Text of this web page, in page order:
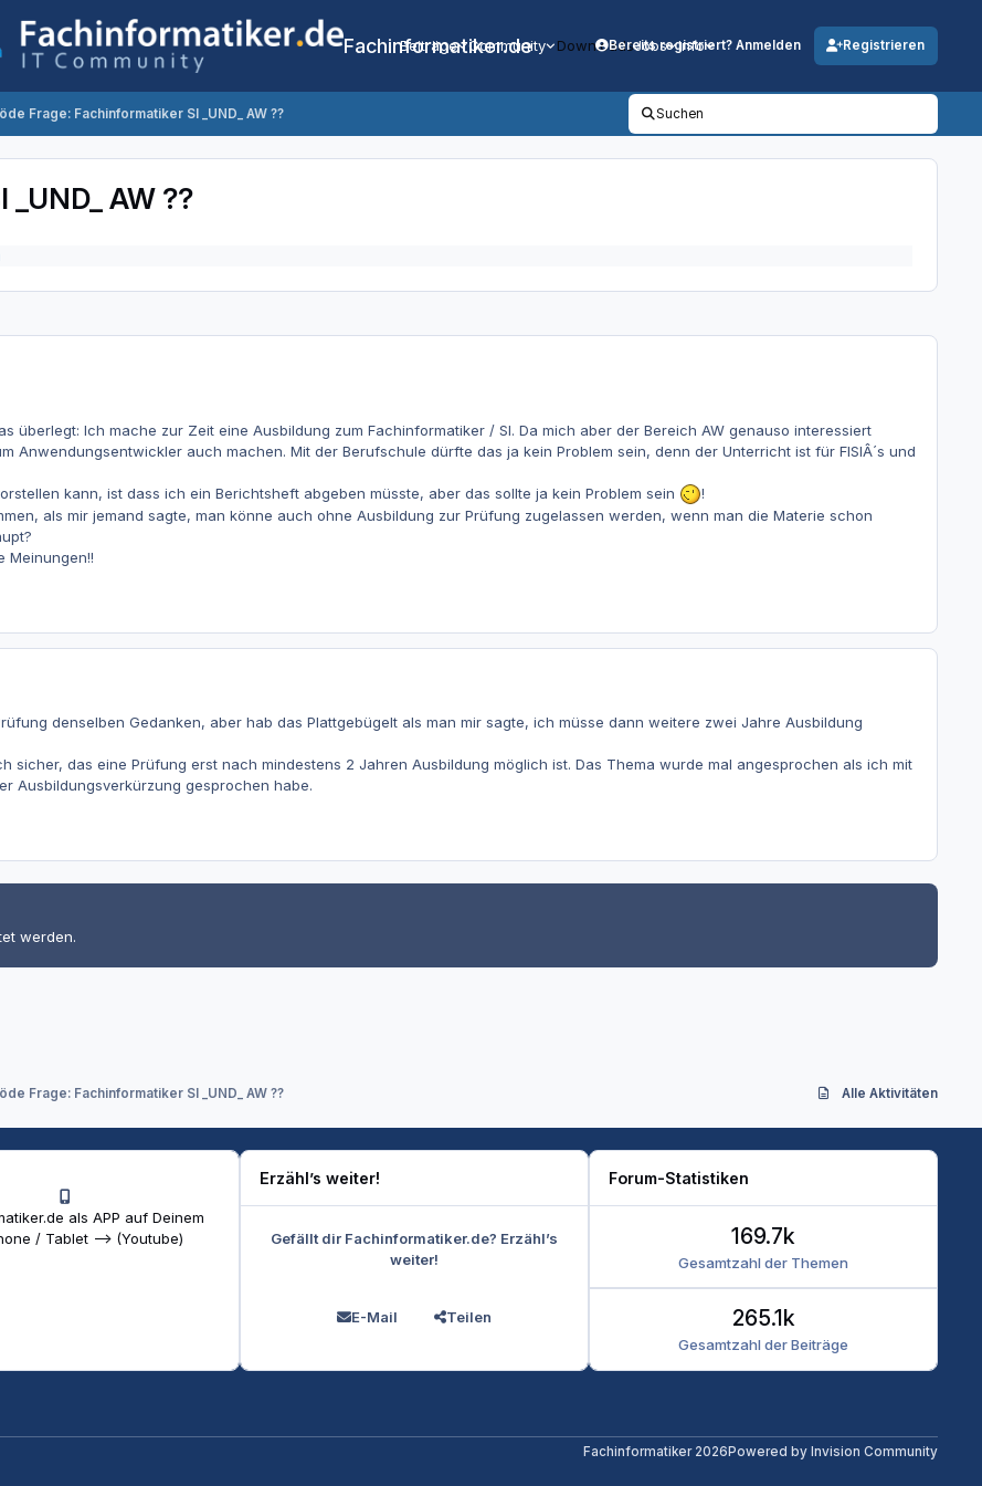
Fachinformatiker.de
Beiträge Community DownloadsJobs Info
Bereits registriert? Anmelden Registrieren
Frage: Fachinformatiker SI _UND_ AW ?? Suchen
AW ??
überlegt: Ich mache zur Zeit eine Ausbildung zum Fachinformatiker / SI. Da mich aber der Bereich AW genauso interessiert
Anwendungsentwickler auch machen. Mit der Berufschule dürfte das ja kein Problem sein, denn der Unterricht ist für FISIÂ´s und
kann, ist dass ich ein Berichtsheft abgeben müsste, aber das sollte ja kein Problem sein
!
als mir jemand sagte, man könne auch ohne Ausbildung zur Prüfung zugelassen werden, wenn man die Materie schon
Meinungen!!
denselben Gedanken, aber hab das Plattgebügelt als man mir sagte, ich müsse dann weitere zwei Jahre Ausbildung
sicher, das eine Prüfung erst nach mindestens 2 Jahren Ausbildung möglich ist. Das Thema wurde mal angesprochen als ich mit
Ausbildungsverkürzung gesprochen habe.
werden.
Frage: Fachinformatiker SI _UND_ AW ?? Alle Aktivitäten
als APP auf Deinem
/ Tablet --> (Youtube)
Erzähl’s weiter!
Gefällt dir Fachinformatiker.de? Erzähl’s
weiter!
E-Mail Teilen
Forum-Statistiken
Gesamtzahl der Themen
169.7k
Gesamtzahl der Beiträge
265.1k
Fachinformatiker 2026Powered by Invision Community